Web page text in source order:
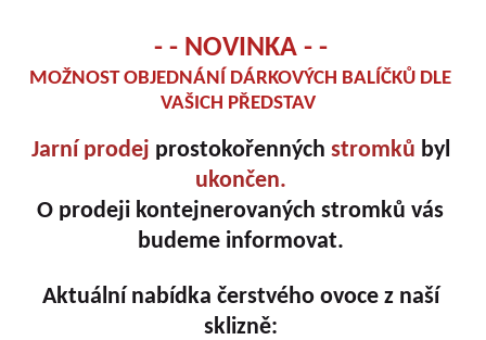
- - NOVINKA - -
MOŽNOST OBJEDNÁNÍ DÁRKOVÝCH BALÍČKŮ DLE
VAŠICH PŘEDSTAV
Jarní prodej prostokořenných stromků byl
ukončen.
O prodeji kontejnerovaných stromků vás
budeme informovat.
Aktuální nabídka čerstvého ovoce z naší
sklizně: